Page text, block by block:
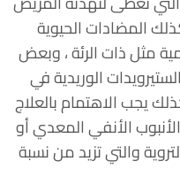
المضادات الحيوية
مثل ذات الرئة ، وبعض
الوريدية في
يجب الاهتمام بالعلاج
الأنفي المعدي أو
والتي تزيد من نسبة